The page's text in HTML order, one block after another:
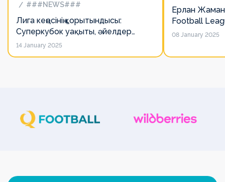
###NEWS###
Лига кеңесінің қорытындысы:
Суперкубок уақыты, әйелдер
футболының дамуы, легионерлерге
14 January 2025
Ерлан
Football
сайланды
08 January 2025